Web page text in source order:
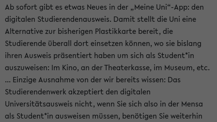
Ab sofort gibt es etwas Neues in der „Meine Uni“-App: den
digitalen Studierendenausweis. Damit stellt die Uni eine
Alternative zur bisherigen Plastikkarte bereit, die
Studierende überall dort einsetzen können, wo sie bislang
ihren Ausweis präsentiert haben um sich als Student*in
auszuweisen: Im Kino, an der Theaterkasse, im Museum, etc.
... Einzige Ausnahme von der wir bereits wissen: Das
Studierendenwerk akzeptiert den digitalen
Universitätsausweis nicht, wenn Sie sich also in der Mensa
als Student*in ausweisen müssen, benötigen Sie weiterhin